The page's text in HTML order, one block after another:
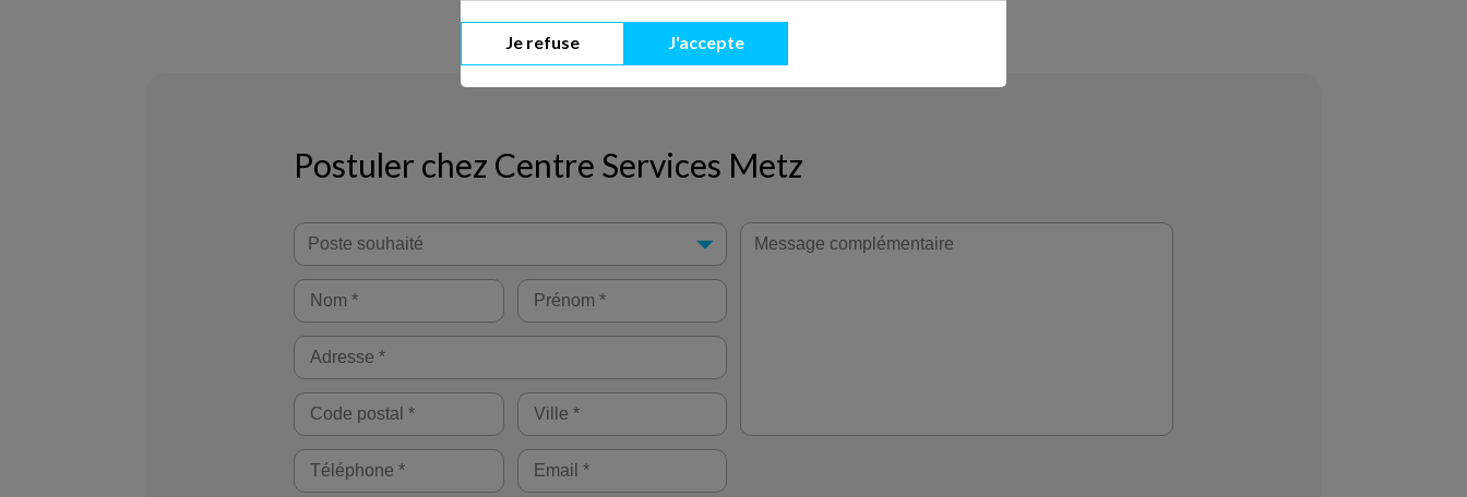
Je refuse J'accepte
l’inventivité de chacun s’additionnent.
Postuler chez Centre Services Metz